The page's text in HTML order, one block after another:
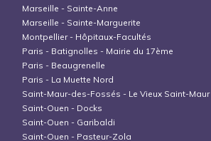
Marseille - Sainte-Anne
Marseille - Sainte-Marguerite
Montpellier- Hôpitaux-Facultés
Paris - Batignolles - Mairie du 17ème
Paris - Beaugrenelle
Paris - La Muette Nord
Saint-Maur-des-Fossés - Le Vieux Saint-Maur
Saint-Ouen - Docks
Saint-Ouen - Garibaldi
Saint-Ouen - Pasteur-Zola